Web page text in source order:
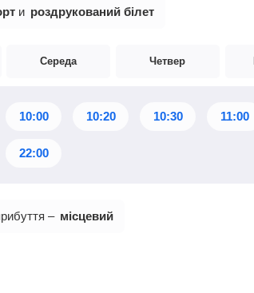
и роздрукований білет
Середа Четвер
10:00 10:20 10:30 11:00
22:00
– місцевий